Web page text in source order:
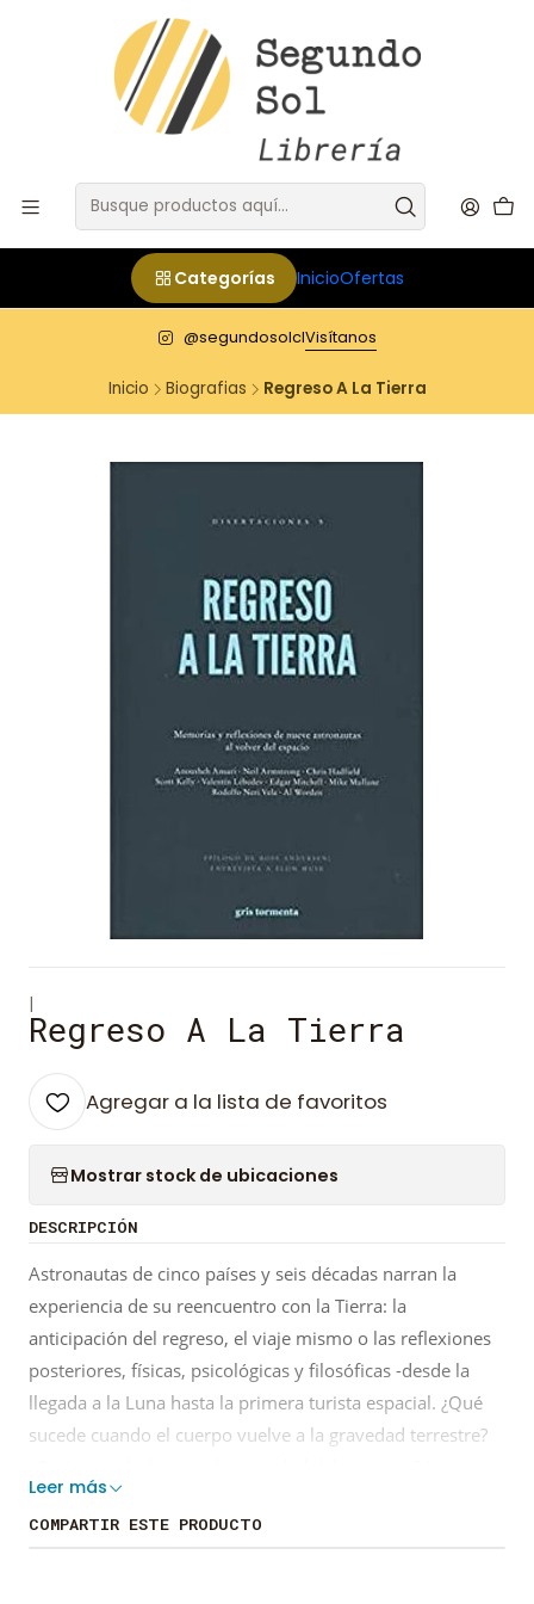
Categorías InicioOfertas
@segundosolclVisítanos
Inicio Biografias Regreso A La Tierra
|
Regreso A La Tierra
Agregar a la lista de favoritos
Mostrar stock de ubicaciones
DESCRIPCIÓN
Astronautas de cinco países y seis décadas narran la
experiencia de su reencuentro con la Tierra: la
anticipación del regreso, el viaje mismo o las reflexiones
posteriores, físicas, psicológicas y filosóficas -desde la
llegada a la Luna hasta la primera turista espacial. ¿Qué
sucede cuando el cuerpo vuelve a la gravedad terrestre?
conocido se vuelve desconocido, lo "real" adquiere
matices de ficción, la memoria sorprende por sus
Leer más
COMPARTIR ESTE PRODUCTO